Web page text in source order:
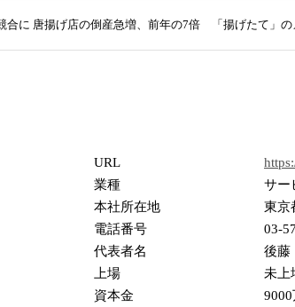
合に 唐揚げ店の倒産急増、前年の7倍 「揚げたて」
URL
業種
サー
本社所在地
東京
電話番号
03-
代表者名
後
上場
未上
資本金